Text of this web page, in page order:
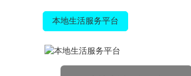
本地生活服务平台